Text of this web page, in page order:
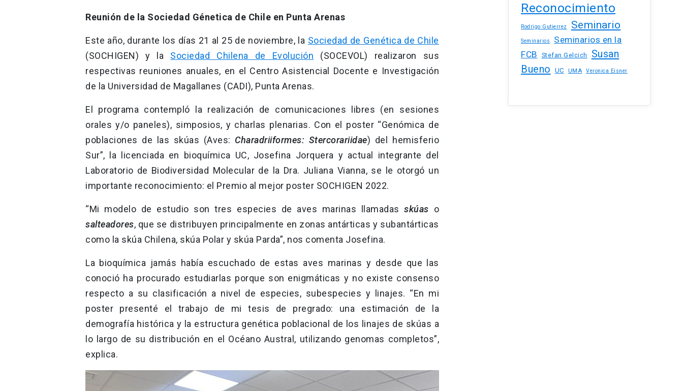
Reunión de la Sociedad Génetica de Chile en Punta Arenas
Este año, durante los días 21 al 25 de noviembre, la Sociedad de Genética de Chile
(SOCHIGEN) y la Sociedad Chilena de Evolución (SOCEVOL) realizaron sus
respectivas reuniones anuales, en el Centro Asistencial Docente e Investigación
de la Universidad de Magallanes (CADI), Punta Arenas.
El programa contempló la realización de comunicaciones libres (en sesiones
orales y/o paneles), simposios, y charlas plenarias. Con el poster “Genómica de
poblaciones de las skúas (Aves: Charadriiformes: Stercorariidae) del hemisferio
Sur”, la licenciada en bioquímica UC, Josefina Jorquera y actual integrante del
Laboratorio de Biodiversidad Molecular de la Dra. Juliana Vianna, se le otorgó un
importante reconocimiento: el Premio al mejor poster SOCHIGEN 2022.
“Mi modelo de estudio son tres especies de aves marinas llamadasskúas o
salteadores, que se distribuyen principalmente en zonas antárticas y subantárticas
como la skúa Chilena, skúa Polar y skúa Parda”, nos comenta Josefina.
La bioquímica jamás había escuchado de estas aves marinas y desde que las
conoció ha procurado estudiarlas porque son enigmáticas y no existe consenso
respecto a su clasificación a nivel de especies, subespecies y linajes. “En mi
poster presenté el trabajo de mi tesis de pregrado: una estimación de la
demografía histórica y la estructura genética poblacional de los linajes de skúas a
lo largo de su distribución en el Océano Austral, utilizando genomas completos”,
explica.
Reconocimiento
Rodrigo Gutierrez Seminario
Seminarios
Seminarios en la
FCB
Stefan Gelcich
Susan
Bueno
UC UMA Veronica Eisner